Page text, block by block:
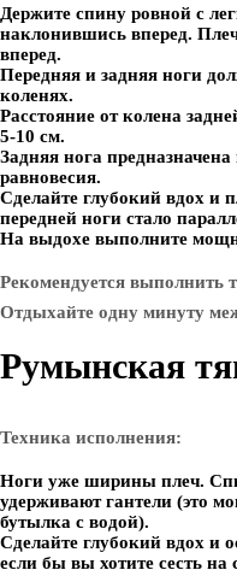
Держите спину ровной с
наклонившись вперед.
вперед.
Передняя и задняя ноги
коленях.
Расстояние от колена
5-10 см.
Задняя нога
равновесия.
Сделайте глубокий вдох и
передней ноги стало
На выдохе выполните
Рекомендуется выполнить
Отдыхайте одну минуту
Румынская
Техника исполнения:
Ноги уже ширины плеч.
удерживают гантели (это
бутылка с водой).
Сделайте глубокий вдох и
если бы вы хотите сесть на